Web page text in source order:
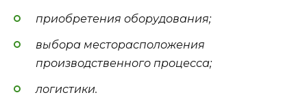
приобретения оборудования;
выбора месторасположения
производственного процесса;
логистики.